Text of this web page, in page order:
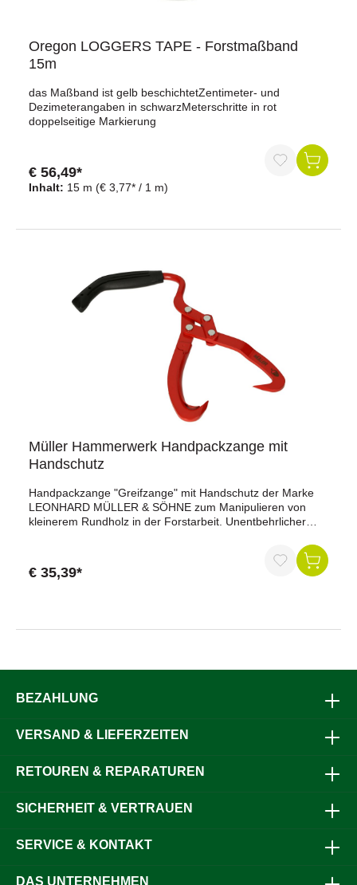
Oregon LOGGERS TAPE - Forstmaßband
15m
das Maßband ist gelb beschichtetZentimeter- und
Dezimeterangaben in schwarzMeterschritte in rot
doppelseitige Markierung
Inhalt: 15 m (€ 3,77* / 1 m)
€ 56,49*
Müller Hammerwerk Handpackzange mit
Handschutz
Handpackzange "Greifzange" mit Handschutz der Marke
LEONHARD MÜLLER & SÖHNE zum Manipulieren von
kleinerem Rundholz in der Forstarbeit. Unentbehrlicher
Achseln und Rücken.Öffnung: max. 185 mmkwf geprüft
€ 35,39*
BEZAHLUNG
VERSAND & LIEFERZEITEN
RETOUREN & REPARATUREN
SICHERHEIT & VERTRAUEN
SERVICE & KONTAKT
DAS UNTERNEHMEN